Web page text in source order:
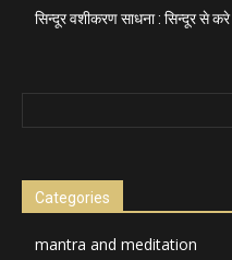
सिन्दूर वशीकरण साधना : सिन्दूर से
Categories
mantra and meditation